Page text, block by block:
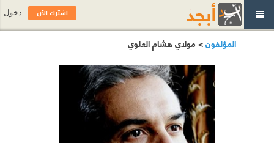
المؤلفون> مولاي هشام العلوي
اشترك الآن دخول